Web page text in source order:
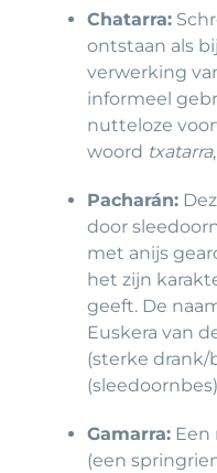
Chatarra:
ontstaan als
verwerking
informeel
nutteloze
woord txatarra
Pacharán:
door
met anijs
het zijn
geeft. De
Euskera van
(sterke drank/
Gamarra:
(een